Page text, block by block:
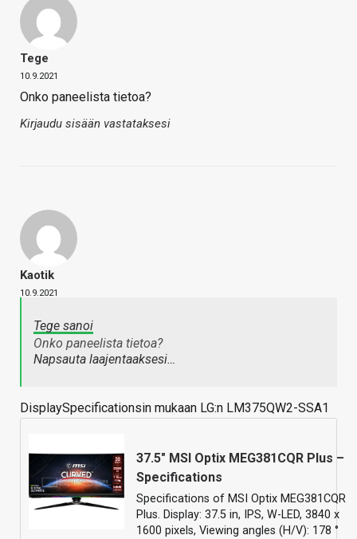
Tege
10.9.2021
Onko paneelista tietoa?
Kirjaudu sisään vastataksesi
Kaotik
10.9.2021
Tege sanoi
Onko paneelista tietoa?
Napsauta laajentaaksesi…
DisplaySpecificationsin mukaan LG:n LM375QW2-SSA1
37.5" MSI Optix MEG381CQR Plus –
Specifications
Specifications of MSI Optix MEG381CQR
Plus. Display: 37.5 in, IPS, W-LED, 3840 x
1600 pixels, Viewing angles (H/V): 178 °